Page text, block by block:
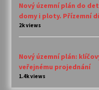
Nový územní plán do
domy i ploty. Přízemní
2k views
Nový územní plán:
veřejnému projednání
1.4k views